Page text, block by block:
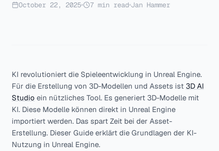
October 22, 2025 7 min read Jan Hammer
KI revolutioniert die Spieleentwicklung in Unreal Engine.
Für die Erstellung von 3D-Modellen und Assets ist 3D AI
Studio ein nützliches Tool. Es generiert 3D-Modelle mit
KI. Diese Modelle können direkt in Unreal Engine
importiert werden. Das spart Zeit bei der Asset-
Erstellung. Dieser Guide erklärt die Grundlagen der KI-
Nutzung in Unreal Engine.